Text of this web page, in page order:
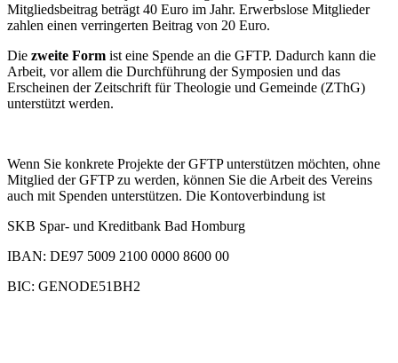
Mitgliedsbeitrag beträgt 40 Euro im Jahr. Erwerbslose Mitglieder
zahlen einen verringerten Beitrag von 20 Euro.
Die zweite Form ist eine Spende an die GFTP. Dadurch kann die
Arbeit, vor allem die Durchführung der Symposien und das
Erscheinen der Zeitschrift für Theologie und Gemeinde (ZThG)
unterstützt werden.
Wenn Sie konkrete Projekte der GFTP unterstützen möchten, ohne
Mitglied der GFTP zu werden, können Sie die Arbeit des Vereins
auch mit Spenden unterstützen. Die Kontoverbindung ist
SKB Spar- und Kreditbank Bad Homburg
IBAN: DE97 5009 2100 0000 8600 00
BIC: GENODE51BH2